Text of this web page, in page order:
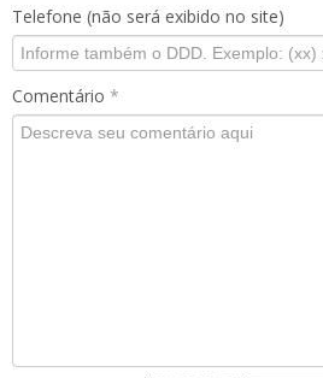
Telefone (não será exibido no site)
Comentário *